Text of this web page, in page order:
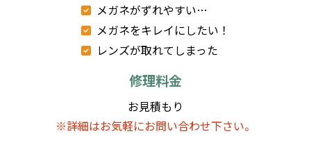
メガネがずれやすい…
メガネをキレイにしたい！
レンズが取れてしまった
修理料金
お見積もり
※詳細はお気軽にお問い合わせ下さい。